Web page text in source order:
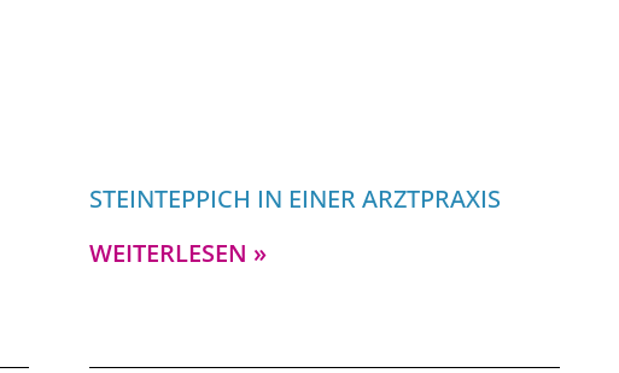
STEINTEPPICH IN EINER ARZTPRAXIS
WEITERLESEN »